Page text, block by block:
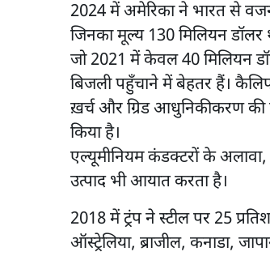
2024 में अमेरिका ने भारत से
जिनका मूल्य 130 मिलियन
जो 2021 में केवल 40 मिलियन
बिजली पहुँचाने में बेहतर हैं।
ख़र्च और ग्रिड आधुनिकीकरण की
किया है।
एल्यूमीनियम कंडक्टरों के
उत्पाद भी आयात करता है।
2018 में ट्रंप ने स्टील पर 25
ऑस्ट्रेलिया, ब्राजील, कनाडा,